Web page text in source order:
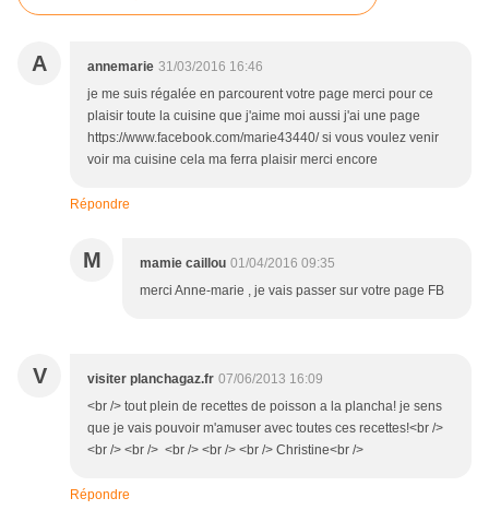
A annemarie 31/03/2016 16:46
je me suis régalée en parcourent votre page merci pour ce
plaisir toute la cuisine que j'aime moi aussi j'ai une page
https://www.facebook.com/marie43440/ si vous voulez venir
voir ma cuisine cela ma ferra plaisir merci encore
Répondre
M mamie caillou 01/04/2016 09:35
merci Anne-marie , je vais passer sur votre page FB
V visiter planchagaz.fr 07/06/2013 16:09
<br /> tout plein de recettes de poisson a la plancha! je sens
que je vais pouvoir m'amuser avec toutes ces recettes!<br />
<br /> <br /> <br /> <br /> <br /> Christine<br />
Répondre